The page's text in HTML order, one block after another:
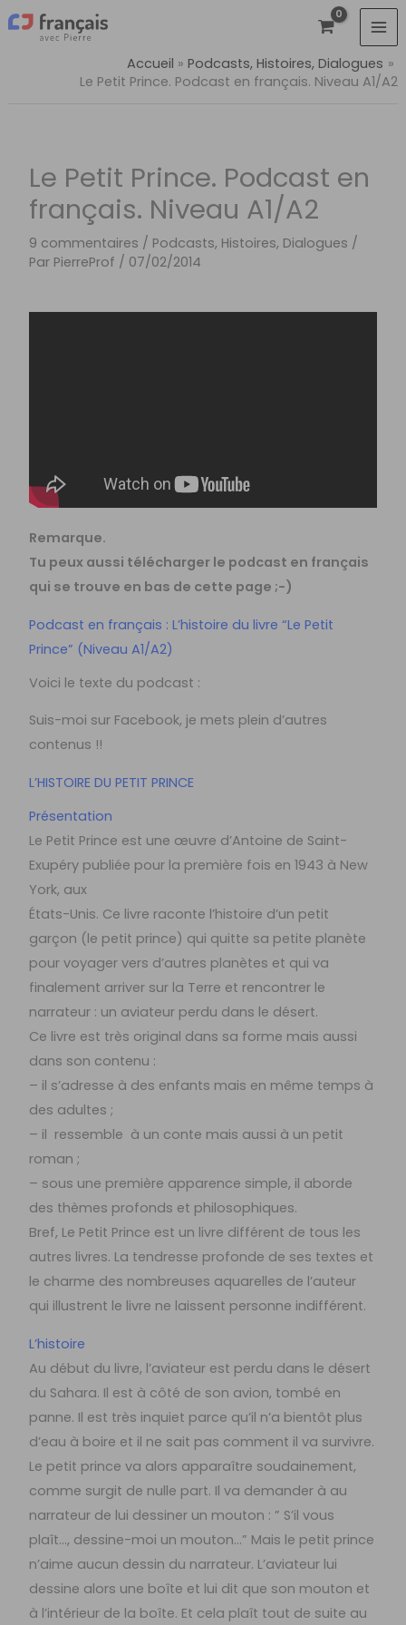
Aller
au
Accueil
Podcasts, Histoires, Dialogues
Le Petit Prince. Podcast en français. Niveau A1/A2
Le Petit Prince. Podcast en
français. Niveau A1/A2
9 commentaires / Podcasts, Histoires, Dialogues /
Par PierreProf / 07/02/2014
Remarque.
Tu peux aussi télécharger le podcast en français
qui se trouve en bas de cette page ;-)
Podcast en français : L’histoire du livre “Le Petit
Prince” (Niveau A1/A2)
Voici le texte du podcast :
Suis-moi sur Facebook, je mets plein d’autres
contenus !!
L’HISTOIRE DU PETIT PRINCE
Présentation
Le Petit Prince est une œuvre d’Antoine de Saint-
Exupéry publiée pour la première fois en 1943 à New
York, aux
États-Unis. Ce livre raconte l’histoire d’un petit
garçon (le petit prince) qui quitte sa petite planète
pour voyager vers d’autres planètes et qui va
finalement arriver sur la Terre et rencontrer le
narrateur : un aviateur perdu dans le désert.
Ce livre est très original dans sa forme mais aussi
dans son contenu :
– il s’adresse à des enfants mais en même temps à
des adultes ;
– il ressemble à un conte mais aussi à un petit
roman ;
– sous une première apparence simple, il aborde
des thèmes profonds et philosophiques.
Bref, Le Petit Prince est un livre différent de tous les
autres livres. La tendresse profonde de ses textes et
le charme des nombreuses aquarelles de l’auteur
qui illustrent le livre ne laissent personne indifférent.
L’histoire
Au début du livre, l’aviateur est perdu dans le désert
du Sahara. Il est à côté de son avion, tombé en
panne. Il est très inquiet parce qu’il n’a bientôt plus
d’eau à boire et il ne sait pas comment il va survivre.
Le petit prince va alors apparaître soudainement,
comme surgit de nulle part. Il va demander à au
narrateur de lui dessiner un mouton : ” S’il vous
plaît…, dessine-moi un mouton…” Mais le petit prince
n’aime aucun dessin du narrateur. L’aviateur lui
dessine alors une boîte et lui dit que son mouton et
à l’intérieur de la boîte. Et cela plaît tout de suite au